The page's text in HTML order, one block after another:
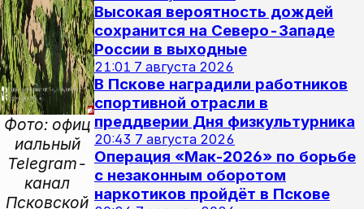
Фото: офиц
иальный
Telegram-
канал
Псковской
Высокая вероятность дождей
сохранится на Северо-Западе
России в выходные
21:01 7 августа 2026
В Пскове наградили работников
спортивной отрасли в
преддверии Дня физкультурника
20:43 7 августа 2026
Операция «Мак‑2026» по борьбе
с незаконным оборотом
наркотиков пройдёт в Пскове